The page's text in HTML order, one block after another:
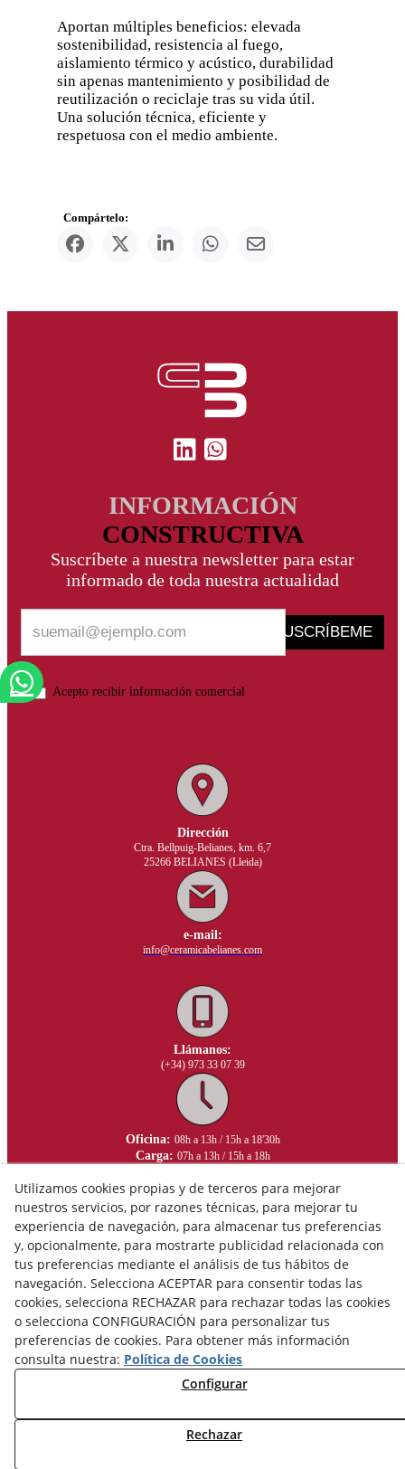
Aportan múltiples beneficios: elevada
sostenibilidad, resistencia al fuego,
aislamiento térmico y acústico, durabilidad
sin apenas mantenimiento y posibilidad de
reutilización o reciclaje tras su vida útil.
Una solución técnica, eficiente y
respetuosa con el medio ambiente.
Compártelo:
INFORMACIÓN
CONSTRUCTIVA
Suscríbete a nuestra newsletter para estar
informado de toda nuestra actualidad
SUSCRÍBEME
Acepto recibir información comercial
Dirección
Ctra. Bellpuig-Belianes, km. 6,7
25266 BELIANES (Lleida)
e-mail:
info@ceramicabelianes.com
Llámanos:
(+34) 973 33 07 39
Oficina: 08h a 13h / 15h a 18'30h
Carga: 07h a 13h / 15h a 18h
Utilizamos cookies propias y de terceros para mejorar
nuestros servicios, por razones técnicas, para mejorar tu
experiencia de navegación, para almacenar tus preferencias
y, opcionalmente, para mostrarte publicidad relacionada con
tus preferencias mediante el análisis de tus hábitos de
navegación. Selecciona ACEPTAR para consentir todas las
cookies, selecciona RECHAZAR para rechazar todas las cookies
o selecciona CONFIGURACIÓN para personalizar tus
preferencias de cookies. Para obtener más información
consulta nuestra: Política de Cookies
Configurar
Rechazar